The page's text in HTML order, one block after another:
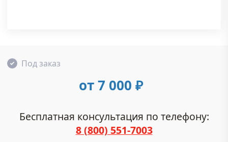
Под заказ
от 7 000 ₽
Бесплатная консультация по телефону:
8 (800) 551-7003